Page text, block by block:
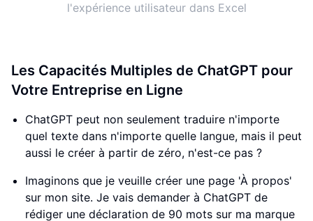
l'expérience utilisateur dans Excel
Les Capacités Multiples de ChatGPT pour
Votre Entreprise en Ligne
ChatGPT peut non seulement traduire n'importe
quel texte dans n'importe quelle langue, mais il peut
aussi le créer à partir de zéro, n'est-ce pas ?
Imaginons que je veuille créer une page 'À propos'
sur mon site. Je vais demander à ChatGPT de
rédiger une déclaration de 90 mots sur ma marque